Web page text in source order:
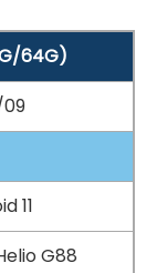
介紹
面
（90Hz更新
64G)
09
11
G88